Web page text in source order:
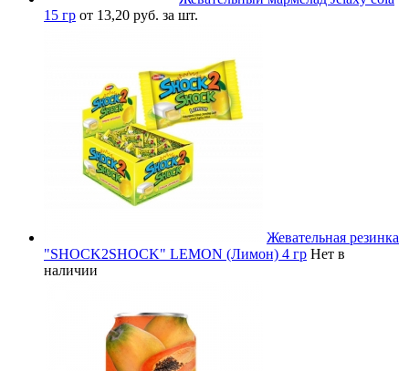
15 гр от 13,20 руб. за шт.
Жевательная резинка
"SHOCK2SHOCK" LEMON (Лимон) 4 гр Нет в
наличии